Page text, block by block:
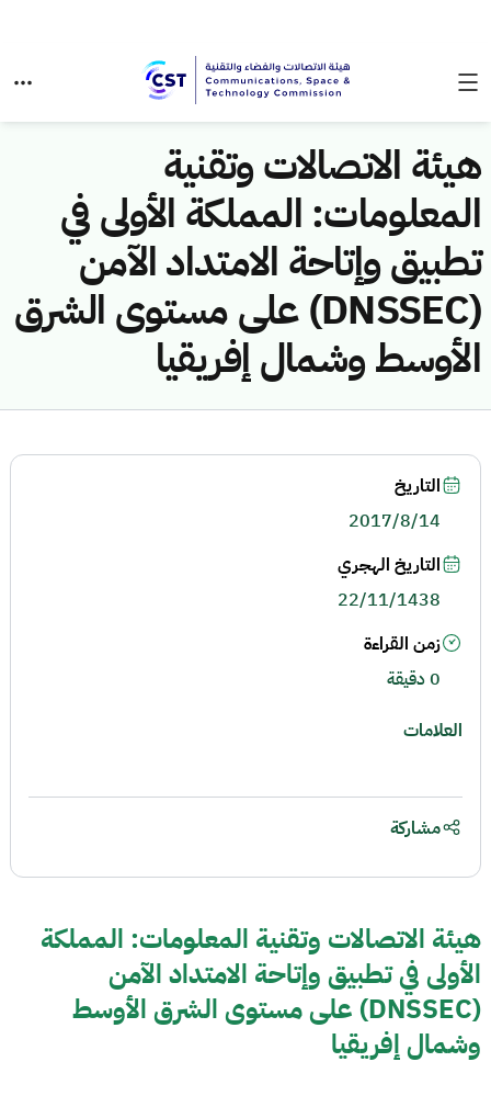
هيئة الاتصالات وتقنية
المعلومات: المملكة الأولى في
تطبيق وإتاحة الامتداد الآمن
(DNSSEC) على مستوى الشرق
الأوسط وشمال إفريقيا
هيئة الاتصالات وتقنية المعلومات: المملكة
الأولى في تطبيق وإتاحة الامتداد الآمن
(DNSSEC) على مستوى الشرق الأوسط
وشمال إفريقيا
التاريخ
2017/8/14
التاريخ الهجري
22/11/1438
زمن القراءة
0 دقيقة
العلامات
مشاركة